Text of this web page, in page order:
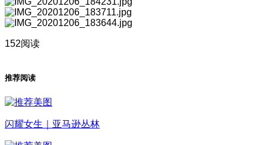
152阅读
推荐阅读
闪耀女生｜亚马逊丛林